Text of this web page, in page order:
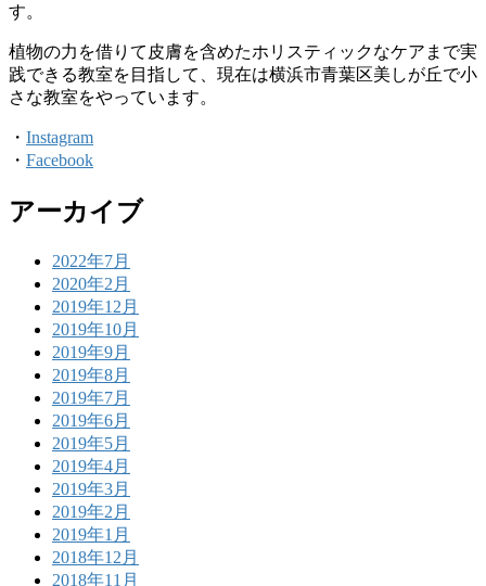
す。
植物の力を借りて皮膚を含めたホリスティックなケアまで実
践できる教室を目指して、現在は横浜市青葉区美しが丘で小
さな教室をやっています。
・ Instagram
・ Facebook
アーカイブ
2022年7月
2020年2月
2019年12月
2019年10月
2019年9月
2019年8月
2019年7月
2019年6月
2019年5月
2019年4月
2019年3月
2019年2月
2019年1月
2018年12月
2018年11月